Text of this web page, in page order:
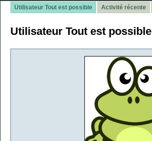
Utilisateur Tout est possible Activité récente
Utilisateur Tout est possible